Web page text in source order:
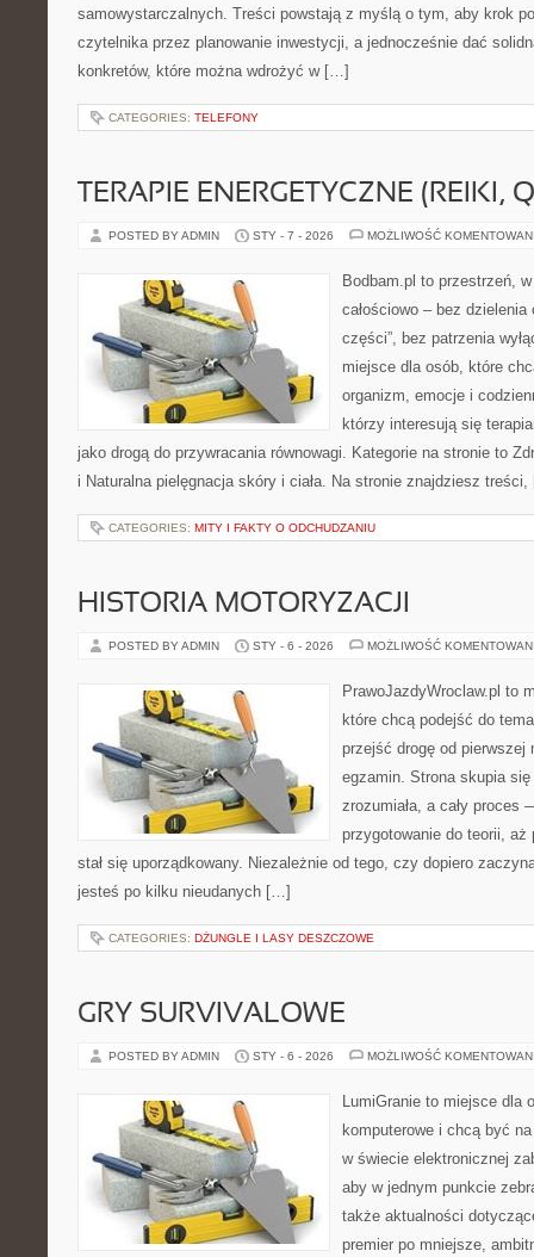
samowystarczalnych. Treści powstają z myślą o tym, aby krok
czytelnika przez planowanie inwestycji, a jednocześnie dać
konkretów, które można wdrożyć w […]
CATEGORIES: TELEFONY
TERAPIE ENERGETYCZNE (REIKI,
POSTED BY ADMIN STY - 7 - 2026 MOŻLIWOŚĆ
Bodbam.pl to przestrzeń,
całościowo – bez dzielenia
części”, bez patrzenia
miejsce dla osób, które
organizm, emocje i
którzy interesują się
jako drogą do przywracania równowagi. Kategorie na stronie to
i Naturalna pielęgnacja skóry i ciała. Na stronie znajdziesz
CATEGORIES: MITY I FAKTY O ODCHUDZANIU
HISTORIA MOTORYZACJI
POSTED BY ADMIN STY - 6 - 2026 MOŻLIWOŚĆ
PrawoJazdyWroclaw.pl to
które chcą podejść do
przejść drogę od
egzamin. Strona skupia
zrozumiała, a cały
przygotowanie do teorii,
stał się uporządkowany. Niezależnie od tego, czy dopiero
jesteś po kilku nieudanych […]
CATEGORIES: DŻUNGLE I LASY DESZCZOWE
GRY SURVIVALOWE
POSTED BY ADMIN STY - 6 - 2026 MOŻLIWOŚĆ
LumiGranie to miejsce dla
komputerowe i chcą być
w świecie elektronicznej
aby w jednym punkcie
także aktualności
premier po mniejsze,